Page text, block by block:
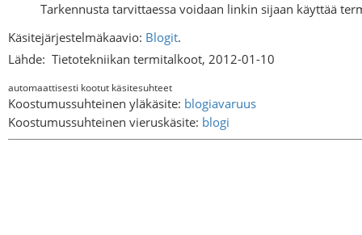
Tarkennusta tarvittaessa voidaan linkin sijaan käyttää
Käsitejärjestelmäkaavio: Blogit.
Lähde: Tietotekniikan termitalkoot, 2012-01-10
automaattisesti kootut käsitesuhteet
Koostumussuhteinen yläkäsite: blogiavaruus
Koostumussuhteinen vieruskäsite: blogi